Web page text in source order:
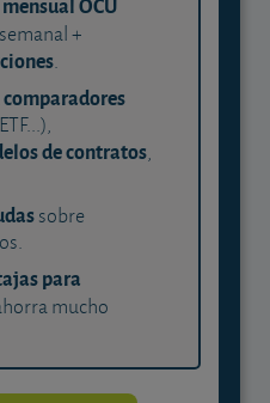
+
.
comparadores
de contratos,
sobre
para
mucho